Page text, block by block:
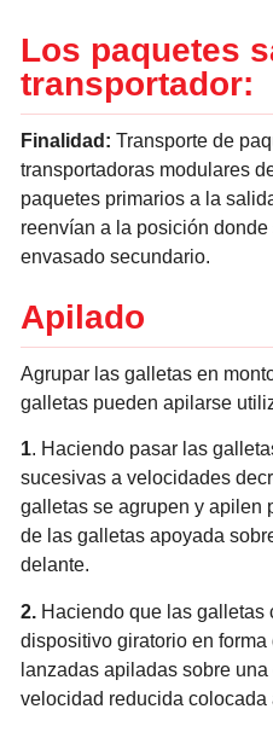
Los paquetes
transportador:
Finalidad: Transporte de
transportadoras modulares
paquetes primarios a la
reenvían a la posición donde
envasado secundario.
Apilado
Agrupar las galletas en
galletas pueden apilarse
1. Haciendo pasar las
sucesivas a velocidades
galletas se agrupen y apilen
de las galletas apoyada
delante.
2. Haciendo que las galletas
dispositivo giratorio en
lanzadas apiladas sobre
velocidad reducida colocada